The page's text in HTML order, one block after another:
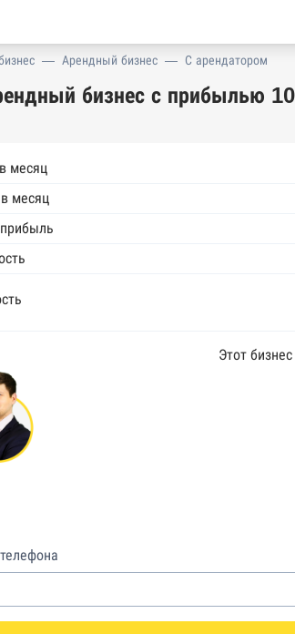
— Арендный бизнес — С арендатором
бизнес с прибылью
месяц
месяц
Этот